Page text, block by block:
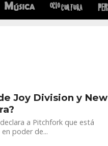
Joy Division y New
a Pitchfork que está
poder de...